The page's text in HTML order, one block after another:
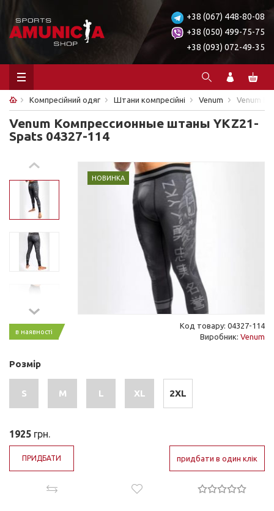
+38 (067) 448-80-08
+38 (050) 499-75-75
+38 (093) 072-49-35
Компресійний одяг Штани компресійні Venum Venum
Venum Компрессионные штаны YKZ21-
Spats 04327-114
НОВИНКА
в наявності
Код товару: 04327-114
Виробник: Venum
Розмір
S M L XL 2XL
1925 грн.
ПРИДБАТИ придбати в один клік